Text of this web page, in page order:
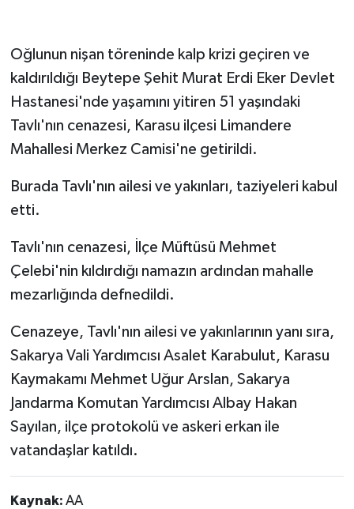
Oğlunun nişan töreninde kalp krizi geçiren ve
kaldırıldığı Beytepe Şehit Murat Erdi Eker Devlet
Hastanesi'nde yaşamını yitiren 51 yaşındaki
Tavlı'nın cenazesi, Karasu ilçesi Limandere
Mahallesi Merkez Camisi'ne getirildi.
Burada Tavlı'nın ailesi ve yakınları, taziyeleri kabul
etti.
Tavlı'nın cenazesi, İlçe Müftüsü Mehmet
Çelebi'nin kıldırdığı namazın ardından mahalle
mezarlığında defnedildi.
Cenazeye, Tavlı'nın ailesi ve yakınlarının yanı sıra,
Sakarya Vali Yardımcısı Asalet Karabulut, Karasu
Kaymakamı Mehmet Uğur Arslan, Sakarya
Jandarma Komutan Yardımcısı Albay Hakan
Sayılan, ilçe protokolü ve askeri erkan ile
vatandaşlar katıldı.
Kaynak: AA
Spor
Tarım ve Ekonomi
Teknoloji
Ulusal